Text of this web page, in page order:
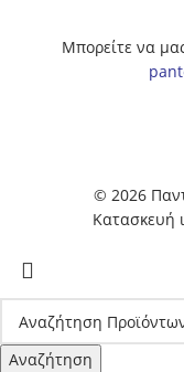
Μπορείτε να
© 2026
Κατασκευή
Αναζήτηση